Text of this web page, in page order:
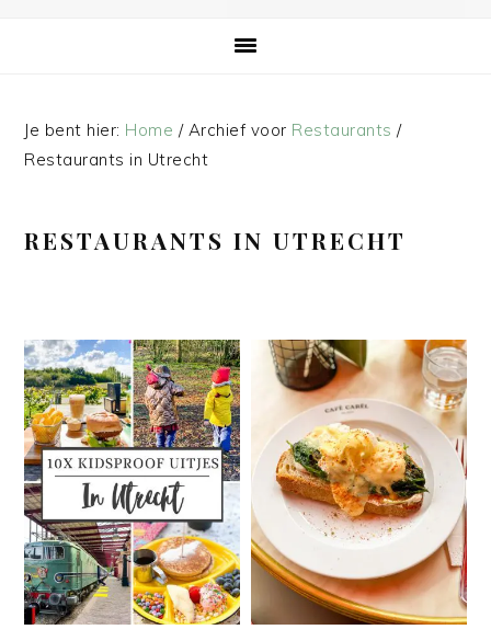
Je bent hier: Home /Archief voor Restaurants /
Restaurants in Utrecht
RESTAURANTS IN UTRECHT